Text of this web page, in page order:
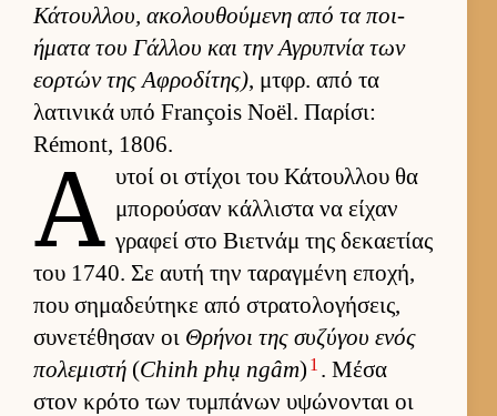
Κάτουλ­λου, ακολου­θού­μενη από τα ποι­
ήματα του Γάλ­λου και την Αγρυπνία των
εορ­τών της Αφροδίτης), μτ­φρ. από τα
λατινικά υπό François Noël. Παρίσι:
Rémont, 1806.
Α υ­τοί οι στίχοι του Κάτουλ­λου θα
μπορού­σαν κάλ­λιστα να εί­χαν
γραφεί στο Βιετ­νάμ της δεκαετίας
του 1740. Σε αυτή την ταραγ­μένη εποχή,
που σημαδεύ­τηκε από στρατολογήσεις,
συνετέθησαν οι Θρήνοι της συζύγου ενός
πολεμιστή (Chinh phụ ngâm) 1 . Μέσα
στον κρότο των τυμπάνων υψώνονται οι